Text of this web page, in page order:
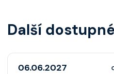
Další
06.06.2027